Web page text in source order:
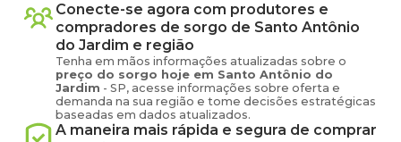
Conecte-se agora com produtores e
compradores de sorgo de Santo Antônio
do Jardim e região
Tenha em mãos informações atualizadas sobre o
preço do sorgo hoje em Santo Antônio do
Jardim - SP, acesse informações sobre oferta e
demanda na sua região e tome decisões estratégicas
baseadas em dados atualizados.
A maneira mais rápida e segura de comprar